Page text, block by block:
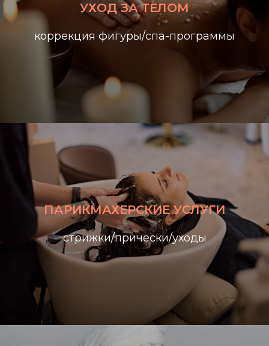
УХОД ЗА ТЕЛОМ
коррекция фигуры/спа-программы
ПАРИКМАХЕРСКИЕ УСЛУГИ
стрижки/прически/уходы